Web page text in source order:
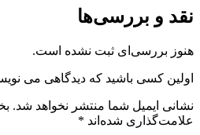
نقد و بررسی‌ها
هنوز بررسی‌ای ثبت نشده است.
اولین کسی باشید که دیدگاهی می
نشانی ایمیل شما منتشر نخواهد شد.
علامت‌گذاری شده‌اند *